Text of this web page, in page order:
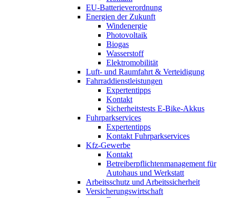
EU-Batterieverordnung
Energien der Zukunft
Windenergie
Photovoltaik
Biogas
Wasserstoff
Elektromobilität
Luft- und Raumfahrt & Verteidigung
Fahrraddienstleistungen
Expertentipps
Kontakt
Sicherheitstests E-Bike-Akkus
Fuhrparkservices
Expertentipps
Kontakt Fuhrparkservices
Kfz-Gewerbe
Kontakt
Betreiberpflichtenmanagement für
Autohaus und Werkstatt
Arbeitsschutz und Arbeitssicherheit
Versicherungswirtschaft